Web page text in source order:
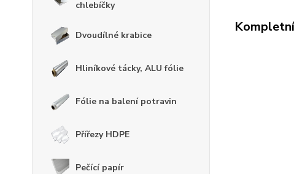
chlebíčky
Dvoudílné krabice
Hliníkové tácky, ALU fólie
Fólie na balení potravin
Přířezy HDPE
Pečící papír